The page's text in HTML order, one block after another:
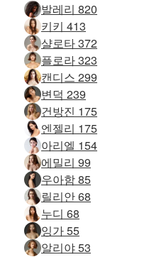
발레리 820
키키 413
샬로타 372
플로라 323
캔디스 299
변덕 239
건방진 175
엔젤리 175
아리엘 154
에밀리 99
우아함 85
릴리안 68
누디 68
잉가 55
알리야 53